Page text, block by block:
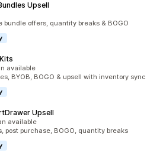
Upsell
bundle offers, quantity breaks & BOGO
available
BYOB, BOGO & upsell with inventory sync
Upsell
available
post purchase, BOGO, quantity breaks